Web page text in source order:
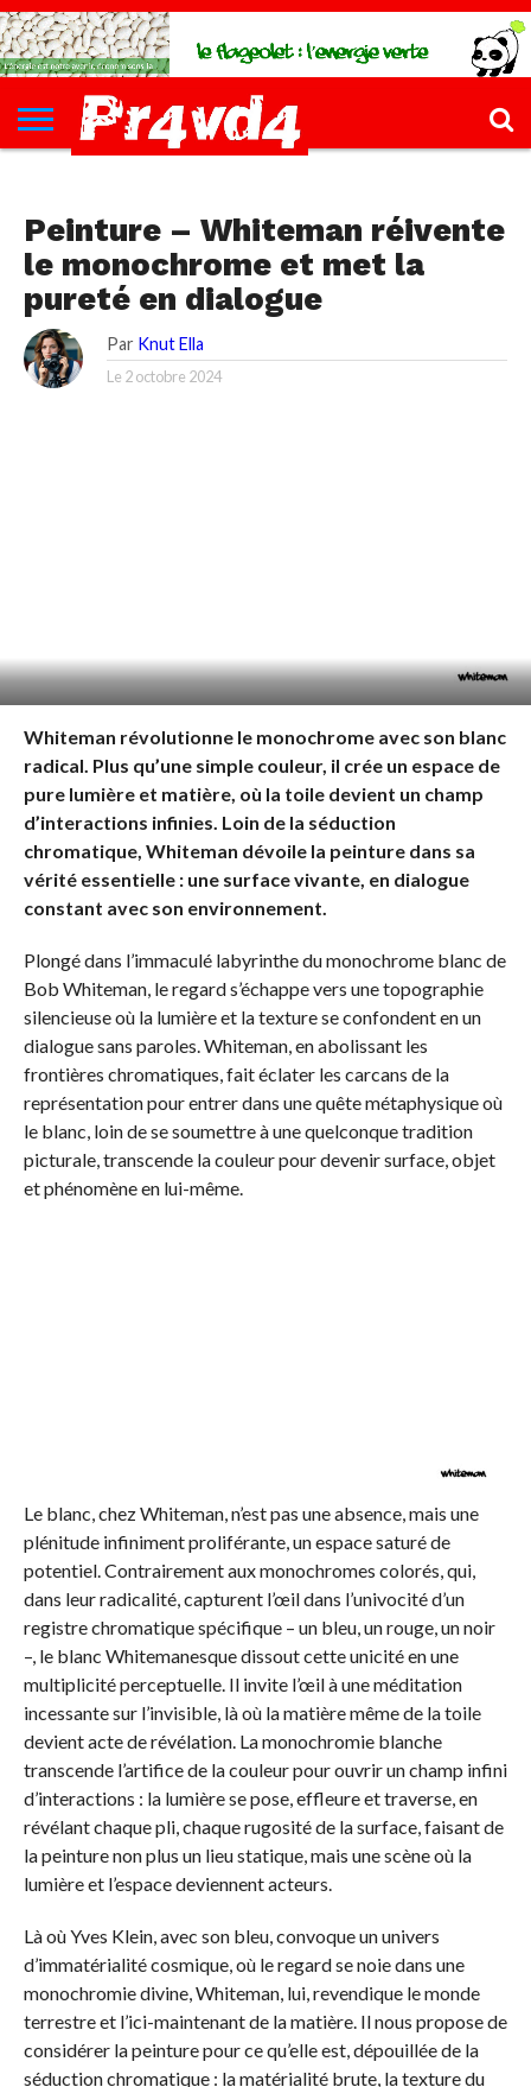
L’INFØ
PØLITIQUE
ECONØMIE
КULTURE
SANTÉ
FILLETTE
FORMATIONS
CONTACT
Peinture – Whiteman réivente
le monochrome et met la
pureté en dialogue
Par Knut Ella
Le 2 octobre 2024
Whiteman révolutionne le monochrome avec son blanc
radical. Plus qu’une simple couleur, il crée un espace de
pure lumière et matière, où la toile devient un champ
d’interactions infinies. Loin de la séduction
chromatique, Whiteman dévoile la peinture dans sa
vérité essentielle : une surface vivante, en dialogue
constant avec son environnement.
Plongé dans l’immaculé labyrinthe du monochrome blanc de
Bob Whiteman, le regard s’échappe vers une topographie
silencieuse où la lumière et la texture se confondent en un
dialogue sans paroles. Whiteman, en abolissant les
frontières chromatiques, fait éclater les carcans de la
représentation pour entrer dans une quête métaphysique où
le blanc, loin de se soumettre à une quelconque tradition
picturale, transcende la couleur pour devenir surface, objet
et phénomène en lui-même.
Le blanc, chez Whiteman, n’est pas une absence, mais une
plénitude infiniment proliférante, un espace saturé de
potentiel. Contrairement aux monochromes colorés, qui,
dans leur radicalité, capturent l’œil dans l’univocité d’un
registre chromatique spécifique – un bleu, un rouge, un noir
–, le blanc Whitemanesque dissout cette unicité en une
multiplicité perceptuelle. Il invite l’œil à une méditation
incessante sur l’invisible, là où la matière même de la toile
devient acte de révélation. La monochromie blanche
transcende l’artifice de la couleur pour ouvrir un champ infini
d’interactions : la lumière se pose, effleure et traverse, en
révélant chaque pli, chaque rugosité de la surface, faisant de
la peinture non plus un lieu statique, mais une scène où la
lumière et l’espace deviennent acteurs.
Là où Yves Klein, avec son bleu, convoque un univers
d’immatérialité cosmique, où le regard se noie dans une
monochromie divine, Whiteman, lui, revendique le monde
terrestre et l’ici-maintenant de la matière. Il nous propose de
considérer la peinture pour ce qu’elle est, dépouillée de la
séduction chromatique : la matérialité brute, la texture du